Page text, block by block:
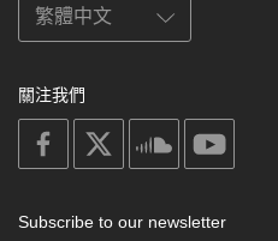
關注我們
on
facebook
soundcloud
Subscribe to our newsletter